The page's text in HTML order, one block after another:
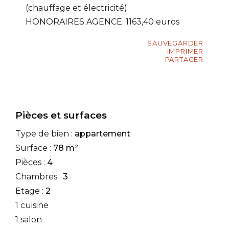
(chauffage et électricité)
HONORAIRES AGENCE: 1163,40 euros
SAUVEGARDER
IMPRIMER
PARTAGER
Pièces et surfaces
Type de bien : appartement
Surface : 78 m²
Pièces : 4
Chambres : 3
Etage : 2
1 cuisine
1 salon